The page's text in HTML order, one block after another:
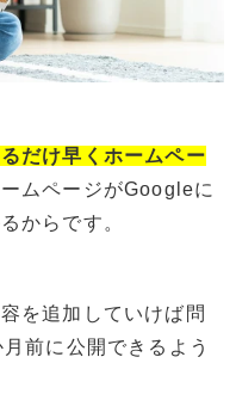
だけ早くホームペー
ムページがGoogleに
からです。
を追加していけば問
前に公開できるよう